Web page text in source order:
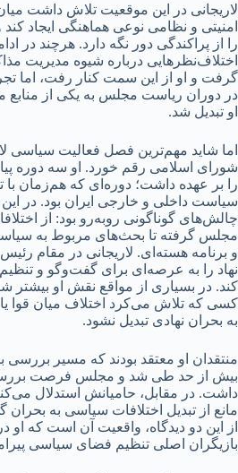
لاریجانی در این موقعیت تلاش داشت
امنیتی و نظامی نوعی هماهنگی ایجاد
را از پراکندگی دور نگه دارد. هرچند در
اختلاف‌نظرهایی درباره شیوه مدیریت
گرفت و او از این سمت کنار رفت، اما
در دوران ریاست مجلس به یکی از
او تبدیل شد.
اما شاید مهم‌ترین فصل فعالیت سیاسی
شورای اسلامی رقم خورد. او سه دوره
را بر عهده داشت؛ دوره‌ای که هم‌زمان با
سیاست داخلی و خارجی ایران بود. در
چالش‌های گوناگونی روبه‌رو بود: از
مجلس گرفته تا بحث‌های مربوط به
و برنامه هسته‌ای. لاریجانی در مقام
نهاد را به عرصه‌ای برای گفت‌وگو و تنظیم
کند. در بسیاری از مواقع نقش او بیشتر
کسی که تلاش می‌کرد اختلاف میان قوا
به بحران نهادی تبدیل نشود.
منتقدان او معتقد بودند که مسیر بررسی
بیش از حد طی شد و مجلس فرصت
داشت. در مقابل، حامیانش استدلال
مانع از تبدیل اختلافات سیاسی به
از این دو دیدگاه، واقعیت آن است که او
بازیگران اصلی تنظیم فضای سیاسی